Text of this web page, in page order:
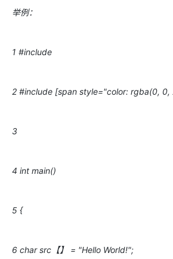
举例：
1 #include
2 #include [span style="color: rgba(0, 0,
3
4 int main()
5 {
6 char src【】 = "Hello World!";